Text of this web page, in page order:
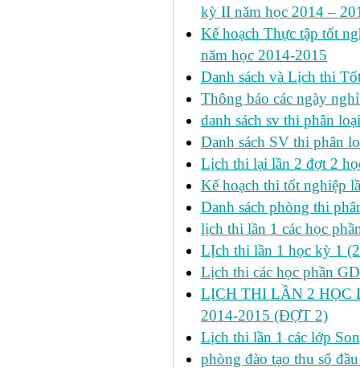
kỳ II năm học 2014 –
Kế hoạch Thực tập tốt
năm học 2014-2015
Danh sách và Lịch thi
Thông báo các ngày
danh sách sv thi phân
Danh sách SV thi phân
Lịch thi lại lần 2 đợt 2
Kế hoạch thi tốt nghiệp
Danh sách phòng thi
lịch thi lần 1 các học
LỊch thi lần 1 học kỳ 1
Lịch thi các học phần
LỊCH THI LẦN 2
2014-2015 (ĐỢT 2)
Lịch thi lần 1 các lớp
phòng đào tạo thu sổ